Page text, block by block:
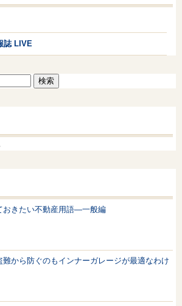
誌 LIVE
おきたい不動産用語—一般編
難から防ぐのもインナーガレージが最適なわけ